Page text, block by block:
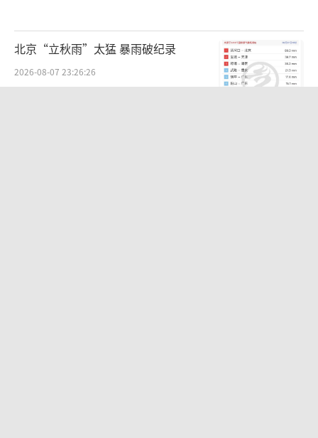
北京“立秋雨”太猛 暴雨破纪录
2026-08-07 23:26:26